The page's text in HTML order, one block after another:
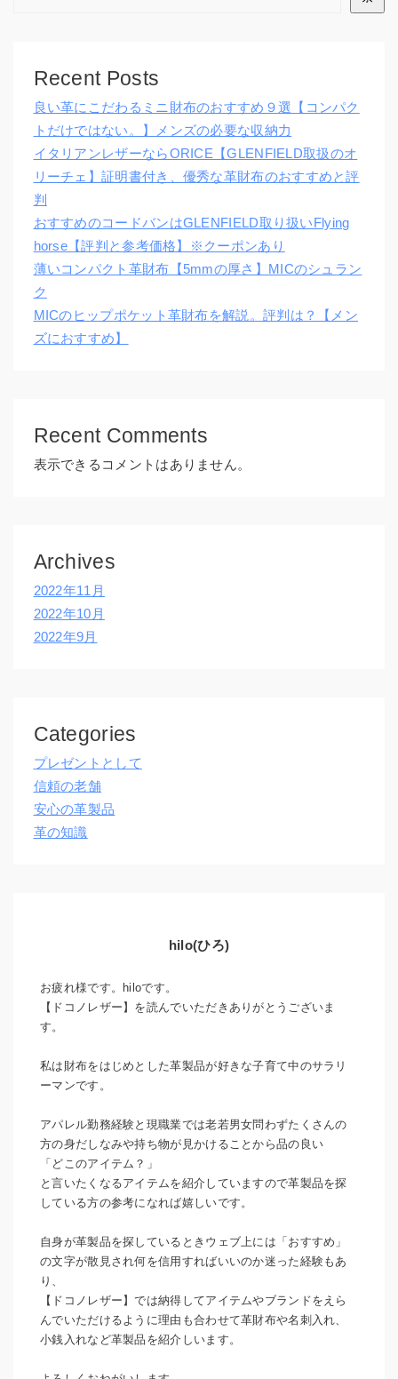
Recent Posts
良い革にこだわるミニ財布のおすすめ９選【コンパク
トだけではない。】メンズの必要な収納力
イタリアンレザーならORICE【GLENFIELD取扱のオ
リーチェ】証明書付き、優秀な革財布のおすすめと評
判
おすすめのコードバンはGLENFIELD取り扱いFlying
horse【評判と参考価格】※クーポンあり
薄いコンパクト革財布【5mmの厚さ】MICのシュラン
ク
MICのヒップポケット革財布を解説。評判は？【メン
ズにおすすめ】
Recent Comments
表示できるコメントはありません。
Archives
2022年11月
2022年10月
2022年9月
Categories
プレゼントとして
信頼の老舗
安心の革製品
革の知識
hilo(ひろ)
お疲れ様です。hiloです。
【ドコノレザー】を読んでいただきありがとうございま
す。
私は財布をはじめとした革製品が好きな子育て中のサラリ
ーマンです。
アパレル勤務経験と現職業では老若男女問わずたくさんの
方の身だしなみや持ち物が見かけることから品の良い
「どこのアイテム？」
と言いたくなるアイテムを紹介していますので革製品を探
している方の参考になれば嬉しいです。
自身が革製品を探しているときウェブ上には「おすすめ」
の文字が散見され何を信用すればいいのか迷った経験もあ
り、
【ドコノレザー】では納得してアイテムやブランドをえら
んでいただけるように理由も合わせて革財布や名刺入れ、
小銭入れなど革製品を紹介しいます。